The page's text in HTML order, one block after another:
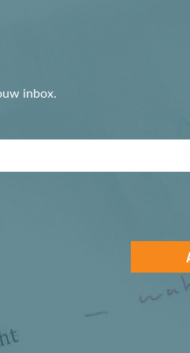
inbox.